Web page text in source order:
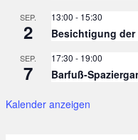
SEP.
2
13:00 - 15:30
Besichtigung
SEP.
7
17:30 - 19:00
Barfuß-
Kalender anzeigen